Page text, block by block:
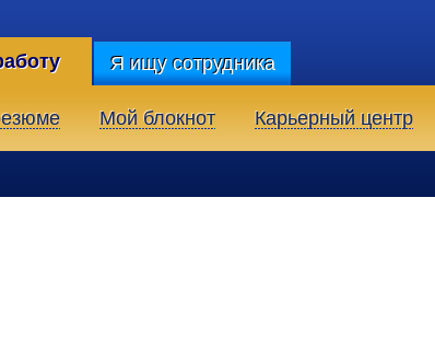
Я ищу сотрудника
Мой блокнот Карьерный центр